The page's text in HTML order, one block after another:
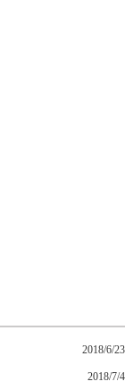
2018/6/23
2018/7/4